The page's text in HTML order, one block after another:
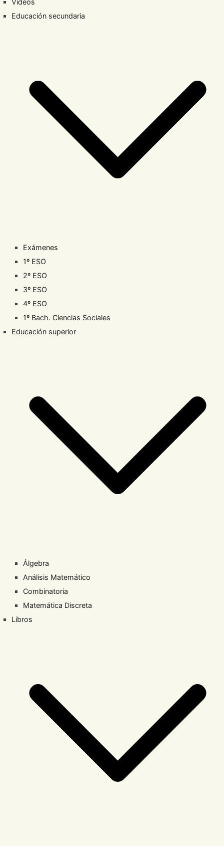
Educación secundaria
Exámenes
1º ESO
2º ESO
3º ESO
4º ESO
1º Bach. Ciencias Sociales
Educación superior
Álgebra
Análisis Matemático
Combinatoria
Matemática Discreta
Libros